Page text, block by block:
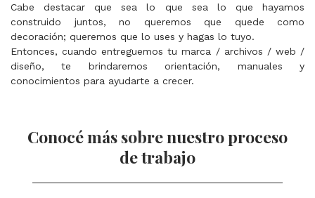
Cabe destacar que sea lo que sea lo que hayamos
construido juntos, no queremos que quede como
decoración; queremos que lo uses y hagas lo tuyo.
Entonces, cuando entreguemos tu marca / archivos / web /
diseño, te brindaremos orientación, manuales y
conocimientos para ayudarte a crecer.
Conocé más sobre nuestro proceso
de trabajo